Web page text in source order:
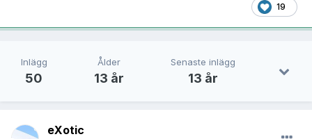
19
Inlägg
50
Ålder
13 år
Senaste inlägg
13 år
eXotic